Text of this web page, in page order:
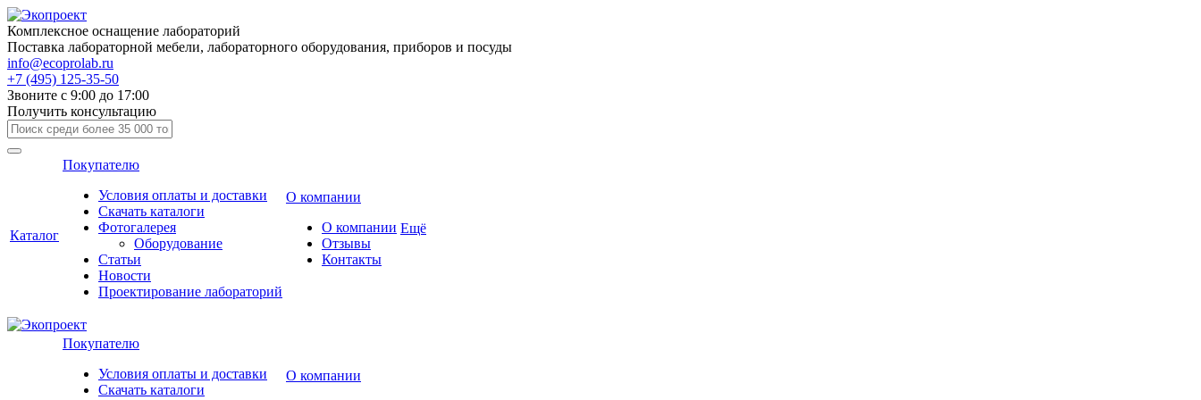
Комплексное оснащение лабораторий
Поставка лабораторной мебели, лабораторного оборудования, приборов и посуды
info@ecoprolab.ru
+7 (495) 125-35-50
Звоните с 9:00 до 17:00
Получить консультацию
Каталог
Покупателю
Условия оплаты и доставки
Скачать каталоги
Фотогалерея
Оборудование
Статьи
Новости
Проектирование лабораторий
О компании
О компании
Отзывы
Контакты
Ещё
Покупателю
Условия оплаты и доставки
Скачать каталоги
О компании